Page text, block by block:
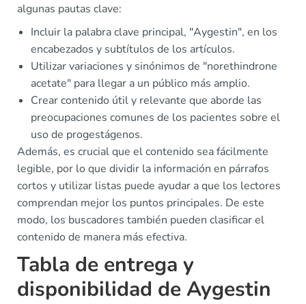
algunas pautas clave:
Incluir la palabra clave principal, "Aygestin", en los
encabezados y subtítulos de los artículos.
Utilizar variaciones y sinónimos de "norethindrone
acetate" para llegar a un público más amplio.
Crear contenido útil y relevante que aborde las
preocupaciones comunes de los pacientes sobre el
uso de progestágenos.
Además, es crucial que el contenido sea fácilmente
legible, por lo que dividir la información en párrafos
cortos y utilizar listas puede ayudar a que los lectores
comprendan mejor los puntos principales. De este
modo, los buscadores también pueden clasificar el
contenido de manera más efectiva.
Tabla de entrega y
disponibilidad de Aygestin